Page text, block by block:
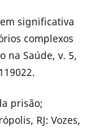
significativa
complexos
na Saúde, v. 5,
prisão;
RJ: Vozes,